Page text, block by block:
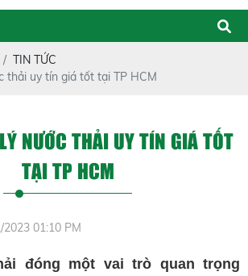
TIN TỨC
thải uy tín giá tốt tại TP HCM
NƯỚC THẢI UY TÍN GIÁ TỐT
TẠI TP HCM
01:10 PM
đóng một vai trò quan trọng